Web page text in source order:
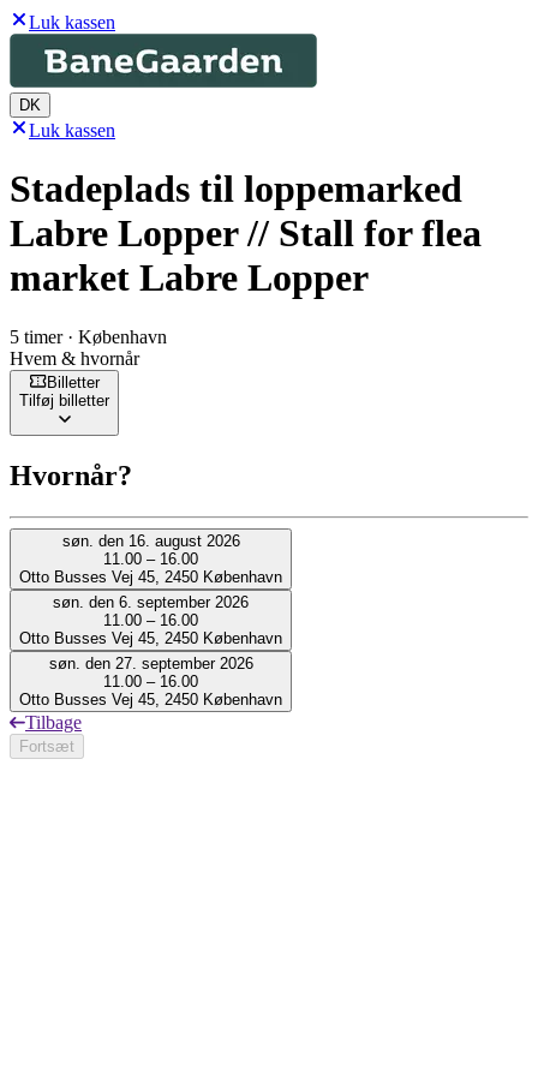
Luk kassen
DK
Luk kassen
Stadeplads til loppemarked
Labre Lopper // Stall for flea
market Labre Lopper
5 timer · København
Hvem & hvornår
Billetter
Tilføj billetter
Hvornår?
søn. den 16. august 2026
11.00 – 16.00
Otto Busses Vej 45, 2450 København
søn. den 6. september 2026
11.00 – 16.00
Otto Busses Vej 45, 2450 København
søn. den 27. september 2026
11.00 – 16.00
Otto Busses Vej 45, 2450 København
Tilbage
Fortsæt